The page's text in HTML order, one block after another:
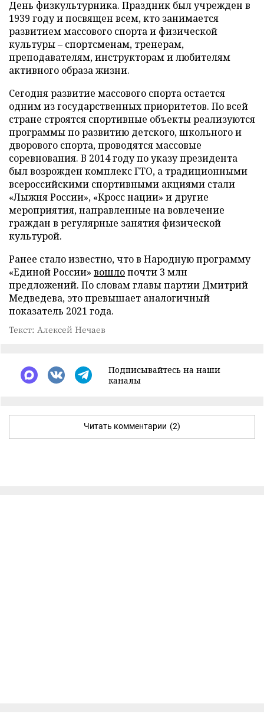
День физкультурника. Праздник был учрежден в
1939 году и посвящен всем, кто занимается
развитием массового спорта и физической
культуры – спортсменам, тренерам,
преподавателям, инструкторам и любителям
активного образа жизни.
Сегодня развитие массового спорта остается
одним из государственных приоритетов. По всей
стране строятся спортивные объекты реализуются
программы по развитию детского, школьного и
дворового спорта, проводятся массовые
соревнования. В 2014 году по указу президента
был возрожден комплекс ГТО, а традиционными
всероссийскими спортивными акциями стали
«Лыжня России», «Кросс нации» и другие
мероприятия, направленные на вовлечение
граждан в регулярные занятия физической
культурой.
Ранее стало известно, что в Народную программу
«Единой России» вошлопочти 3 млн
предложений. По словам главы партии Дмитрий
Медведева, это превышает аналогичный
показатель 2021 года.
Текст: Алексей Нечаев
Подписывайтесь на наши
каналы
Читать комментарии (2)